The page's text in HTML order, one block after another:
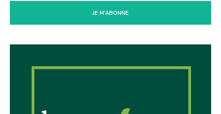
JE M'ABONNE